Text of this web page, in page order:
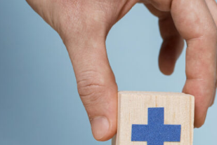
Stati Uniti nell’UE:
di origine non